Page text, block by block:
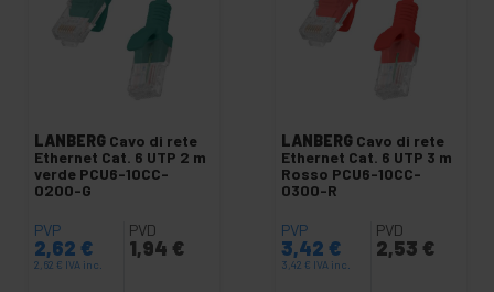
LANBERG Cavo di rete
Ethernet Cat. 6 UTP 2 m
verde PCU6-10CC-
0200-G
PVP
2,62 €
2,62 € IVA inc.
PVD
1,94 €
LANBERG Cavo di rete
Ethernet Cat. 6 UTP 3 m
Rosso PCU6-10CC-
0300-R
PVP
3,42 €
3,42 € IVA inc.
PVD
2,53 €